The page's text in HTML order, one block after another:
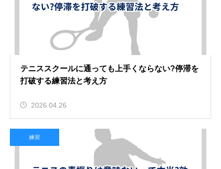
テニススクールに通っても上手くならない?停滞を
打破する練習法と考え方
2026.04.26
練習